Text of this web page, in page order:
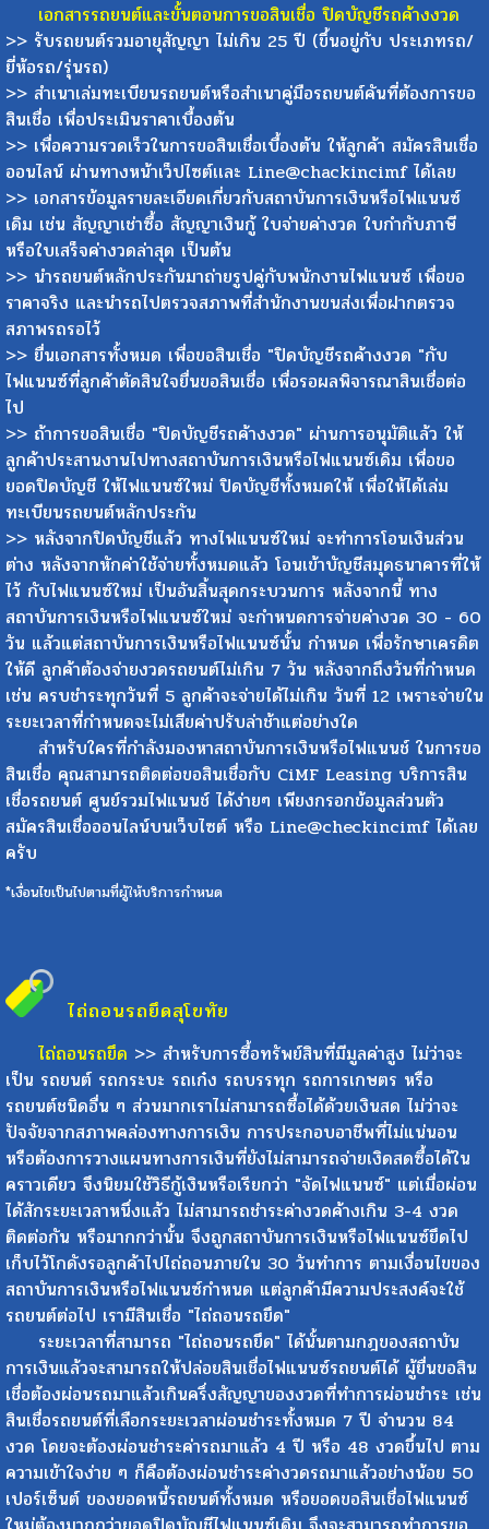
เอกสารรถยนต์และขั้นตอนการขอสินเชื่อ ปิดบัญชีรถค้างงวด
>> รับรถยนต์รวมอายุสัญญา ไม่เกิน 25 ปี (ขึ้นอยู่กับ ประเภทรถ/
ยี่ห้อรถ/รุ่นรถ)
>> สำเนาเล่มทะเบียนรถยนต์หรือสำเนาคู่มือรถยนต์คันที่ต้องการขอ
สินเชื่อ เพื่อประเมินราคาเบื้องต้น
>> เพื่อความรวดเร็วในการขอสินเชื่อเบื้องต้น ให้ลูกค้า สมัครสินเชื่อ
ออนไลน์ ผ่านทางหน้าเว็ปไซต์เเละ Line@chackincimf ได้เลย
>> เอกสารข้อมูลรายละเอียดเกี่ยวกับสถาบันการเงินหรือไฟแนนซ์
เดิม เช่น สัญญาเช่าซื้อ สัญญาเงินกู้ ใบจ่ายค่างวด ใบกำกับภาษี
หรือใบเสร็จค่างวดล่าสุด เป็นต้น
>> นำรถยนต์หลักประกันมาถ่ายรูปคู่กับพนักงานไฟแนนซ์ เพื่อขอ
ราคาจริง และนำรถไปตรวจสภาพที่สำนักงานขนส่งเพื่อฝากตรวจ
สภาพรถรอไว้
>> ยื่นเอกสารทั้งหมด เพื่อขอสินเชื่อ "ปิดบัญชีรถค้างงวด "กับ
ไฟแนนซ์ที่ลูกค้าตัดสินใจยื่นขอสินเชื่อ เพื่อรอผลพิจารณาสินเชื่อต่อ
ไป
>> ถ้าการขอสินเชื่อ "ปิดบัญชีรถค้างงวด" ผ่านการอนุมัติแล้ว ให้
ลูกค้าประสานงานไปทางสถาบันการเงินหรือไฟแนนซ์เดิม เพื่อขอ
ยอดปิดบัญชี ให้ไฟแนนซ์ใหม่ ปิดบัญชีทั้งหมดให้ เพื่อให้ได้เล่ม
ทะเบียนรถยนต์หลักประกัน
>> หลังจากปิดบัญชีแล้ว ทางไฟแนนซ์ใหม่ จะทำการโอนเงินส่วน
ต่าง หลังจากหักค่าใช้จ่ายทั้งหมดแล้ว โอนเข้าบัญชีสมุดธนาคารที่ให้
ไว้ กับไฟแนนซ์ใหม่ เป็นอันสิ้นสุดกระบวนการ หลังจากนี้ ทาง
สถาบันการเงินหรือไฟแนนซ์ใหม่ จะกำหนดการจ่ายค่างวด 30 - 60
วัน แล้วแต่สถาบันการเงินหรือไฟแนนซ์นั้น กำหนด เพื่อรักษาเครดิต
ให้ดี ลูกค้าต้องจ่ายงวดรถยนต์ไม่เกิน 7 วัน หลังจากถึงวันที่กำหนด
เช่น ครบชำระทุกวันที่ 5 ลูกค้าจะจ่ายได้ไม่เกิน วันที่ 12 เพราะจ่ายใน
ระยะเวลาที่กำหนดจะไม่เสียค่าปรับล่าช้าแต่อย่างใด
สำหรับใครที่กำลังมองหาสถาบันการเงินหรือไฟแนนช์ ในการขอ
สินเชื่อ คุณสามารถติดต่อขอสินเชื่อกับ CiMF Leasing บริการสิน
เชื่อรถยนต์ ศูนย์รวมไฟแนนช์ ได้ง่ายๆ เพียงกรอกข้อมูลส่วนตัว
สมัครสินเชื่อออนไลน์บนเว็บไซต์ หรือ Line@checkincimf ได้เลย
ครับ
*เงื่อนไขเป็นไปตามที่ผู้ให้บริการกำหนด
ไถ่ถอนรถยึดสุโขทัย
ไถ่ถอนรถยึด >> สำหรับการซื้อทรัพย์สินที่มีมูลค่าสูง ไม่ว่าจะ
เป็น รถยนต์ รถกระบะ รถเก๋ง รถบรรทุก รถการเกษตร หรือ
รถยนต์ชนิดอื่น ๆ ส่วนมากเราไม่สามารถซื้อได้ด้วยเงินสด ไม่ว่าจะ
ปัจจัยจากสภาพคล่องทางการเงิน การประกอบอาชีพที่ไม่แน่นอน
หรือต้องการวางแผนทางการเงินที่ยังไม่สามารถจ่ายเงิดสดซื้อได้ใน
คราวเดียว จึงนิยมใช้วิธีกู้เงินหรือเรียกว่า "จัดไฟแนนซ์" แต่เมื่อผ่อน
ได้สักระยะเวลาหนึ่งแล้ว ไม่สามารถชำระค่างวดค้างเกิน 3-4 งวด
ติดต่อกัน หรือมากกว่านั้น จึงถูกสถาบันการเงินหรือไฟแนนซ์ยึดไป
เก็บไว้โกดังรอลูกค้าไปไถ่ถอนภายใน 30 วันทำการ ตามเงื่อนไขของ
สถาบันการเงินหรือไฟแนนซ์กำหนด แต่ลูกค้ามีความประสงค์จะใช้
รถยนต์ต่อไป เรามีสินเชื่อ "ไถ่ถอนรถยึด"
ระยะเวลาที่สามารถ "ไถ่ถอนรถยึด" ได้นั้นตามกฎของสถาบัน
การเงินแล้วจะสามารถให้ปล่อยสินเชื่อไฟแนนซ์รถยนต์ได้ ผู้ยื่นขอสิน
เชื่อต้องผ่อนรถมาแล้วเกินครึ่งสัญญาของงวดที่ทำการผ่อนชำระ เช่น
สินเชื่อรถยนต์ที่เลือกระยะเวลาผ่อนชำระทั้งหมด 7 ปี จำนวน 84
งวด โดยจะต้องผ่อนชำระค่ารถมาแล้ว 4 ปี หรือ 48 งวดขึ้นไป ตาม
ความเข้าใจง่าย ๆ ก็คือต้องผ่อนชำระค่างวดรถมาแล้วอย่างน้อย 50
เปอร์เซ็นต์ ของยอดหนี้รถยนต์ทั้งหมด หรือยอดขอสินเชื่อไฟแนนซ์